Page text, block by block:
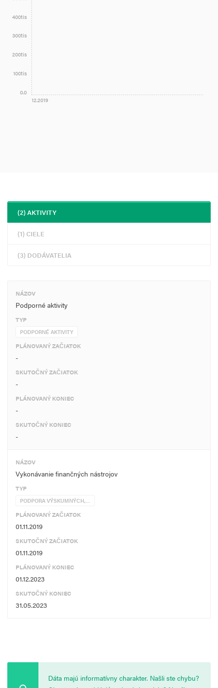
12.2019
0.0
100tis
200tis
300tis
400tis
(2) AKTIVITY
(1) CIELE
(3) DODÁVATELIA
NÁZOV
Podporné aktivity
TYP
PODPORNÉ AKTIVITY
PLÁNOVANÝ ZAČIATOK
-
SKUTOČNÝ ZAČIATOK
-
PLÁNOVANÝ KONIEC
-
SKUTOČNÝ KONIEC
-
NÁZOV
Vykonávanie finančných nástrojov
TYP
PODPORA VÝSKUMNÝCH,…
PLÁNOVANÝ ZAČIATOK
01.11.2019
SKUTOČNÝ ZAČIATOK
01.11.2019
PLÁNOVANÝ KONIEC
01.12.2023
SKUTOČNÝ KONIEC
31.05.2023
Dáta majú informatívny charakter. Našli ste chybu?